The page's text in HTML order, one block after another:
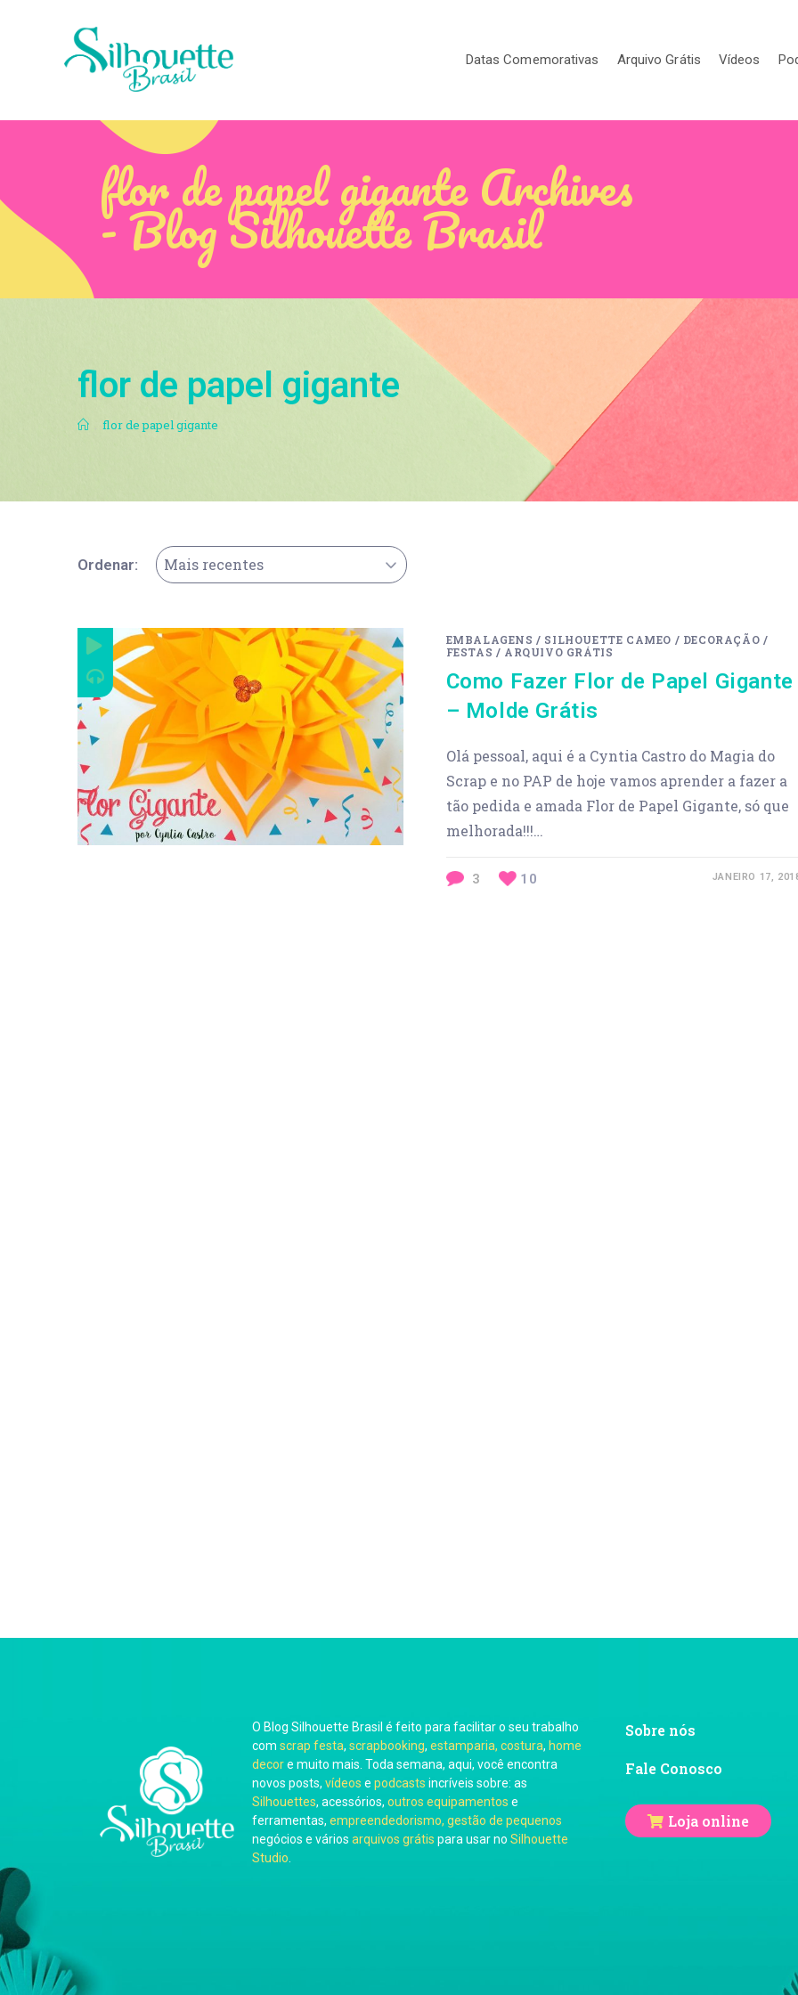
Datas Comemorativas Arquivo Grátis Vídeos
flor de papel gigante Archives
- Blog Silhouette Brasil
flor de papel gigante
. flor de papel gigante
Ordenar: Mais recentes
EMBALAGENS / SILHOUETTE CAMEO / DECORAÇÃO /
FESTAS / ARQUIVO GRÁTIS
Como Fazer Flor de Papel Gigante
– Molde Grátis
Olá pessoal, aqui é a Cyntia Castro do Magia do
Scrap e no PAP de hoje vamos aprender a fazer a
tão pedida e amada Flor de Papel Gigante, só que
melhorada!!!…
3 10 JANEIRO 17,
O Blog Silhouette Brasil é feito para facilitar o seu trabalho
com scrap festa, scrapbooking, estamparia, costura, home
decore muito mais. Toda semana, aqui, você encontra
novos posts, vídeos e podcasts incríveis sobre: as
Silhouettes, acessórios, outros equipamentos e
ferramentas, empreendedorismo, gestão de pequenos
negócios e vários arquivos grátis para usar no Silhouette
Studio
Sobre nós
Fale Conosco
Loja online